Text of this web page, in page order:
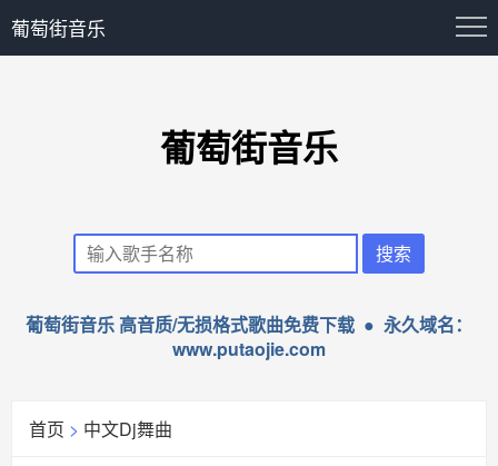
葡萄街音乐
葡萄街音乐
葡萄街音乐 高音质/无损格式歌曲免费下载 ● 永久域名：
www.putaojie.com
首页 > 中文Dj舞曲